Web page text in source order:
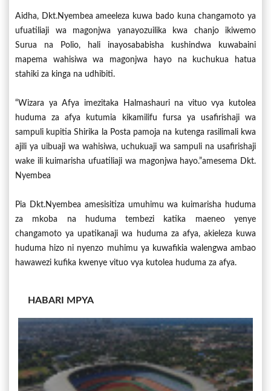
Aidha, Dkt.Nyembea ameeleza kuwa bado kuna changamoto ya
ufuatiliaji wa magonjwa yanayozuilika kwa chanjo ikiwemo
Surua na Polio, hali inayosababisha kushindwa kuwabaini
mapema wahisiwa wa magonjwa hayo na kuchukua hatua
stahiki za kinga na udhibiti.
“Wizara ya Afya imezitaka Halmashauri na vituo vya kutolea
huduma za afya kutumia kikamilifu fursa ya usafirishaji wa
sampuli kupitia Shirika la Posta pamoja na kutenga rasilimali kwa
ajili ya uibuaji wa wahisiwa, uchukuaji wa sampuli na usafirishaji
wake ili kuimarisha ufuatiliaji wa magonjwa hayo.”amesema Dkt.
Nyembea
Pia Dkt.Nyembea amesisitiza umuhimu wa kuimarisha huduma
za mkoba na huduma tembezi katika maeneo yenye
changamoto ya upatikanaji wa huduma za afya, akieleza kuwa
huduma hizo ni nyenzo muhimu ya kuwafikia walengwa ambao
hawawezi kufika kwenye vituo vya kutolea huduma za afya.
HABARI MPYA